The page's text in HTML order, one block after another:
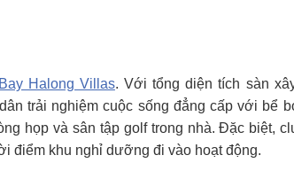
Halong Villas. Với tổng diện tích sàn
trải nghiệm cuộc sống đẳng cấp với bể
họp và sân tập golf trong nhà. Đặc biệt,
điểm khu nghỉ dưỡng đi vào hoạt động.